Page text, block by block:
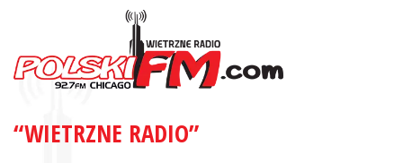
“WIETRZNE RADIO”